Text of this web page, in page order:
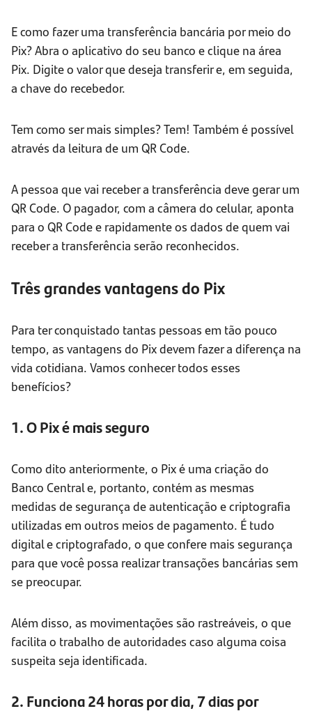
E como fazer uma transferência bancária por meio do
Pix? Abra o aplicativo do seu banco e clique na área
Pix. Digite o valor que deseja transferir e, em seguida,
a chave do recebedor.
Tem como ser mais simples? Tem! Também é possível
através da leitura de um QR Code.
A pessoa que vai receber a transferência deve gerar um
QR Code. O pagador, com a câmera do celular, aponta
para o QR Code e rapidamente os dados de quem vai
receber a transferência serão reconhecidos.
Três grandes vantagens do Pix
Para ter conquistado tantas pessoas em tão pouco
tempo, as vantagens do Pix devem fazer a diferença na
vida cotidiana. Vamos conhecer todos esses
benefícios?
1. O Pix é mais seguro
Como dito anteriormente, o Pix é uma criação do
Banco Central e, portanto, contém as mesmas
medidas de segurança de autenticação e criptografia
utilizadas em outros meios de pagamento. É tudo
digital e criptografado, o que confere mais segurança
para que você possa realizar transações bancárias sem
se preocupar.
Além disso, as movimentações são rastreáveis, o que
facilita o trabalho de autoridades caso alguma coisa
suspeita seja identificada.
2. Funciona 24 horas por dia, 7 dias por